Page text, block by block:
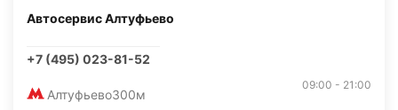
Автосервис Алтуфьево
+7 (495) 023-81-52
Алтуфьево300м
09:00 - 21:00